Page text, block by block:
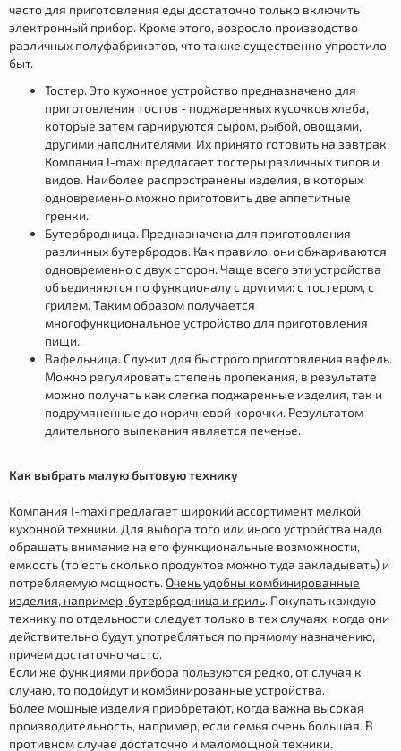
часто для приготовления еды достаточно только включить
электронный прибор. Кроме этого, возросло производство
различных полуфабрикатов, что также существенно упростило
быт.
Тостер. Это кухонное устройство предназначено для
приготовления тостов - поджаренных кусочков хлеба,
которые затем гарнируются сыром, рыбой, овощами,
другими наполнителями. Их принято готовить на завтрак.
Компания I-maxi предлагает тостеры различных типов и
видов. Наиболее распространены изделия, в которых
одновременно можно приготовить две аппетитные
гренки.
Бутербродница. Предназначена для приготовления
различных бутербродов. Как правило, они обжариваются
одновременно с двух сторон. Чаще всего эти устройства
объединяются по функционалу с другими: с тостером, с
грилем. Таким образом получается
многофункциональное устройство для приготовления
пищи.
Вафельница. Служит для быстрого приготовления вафель.
Можно регулировать степень пропекания, в результате
можно получать как слегка поджаренные изделия, так и
подрумяненные до коричневой корочки. Результатом
длительного выпекания является печенье.
Как выбрать малую бытовую технику
Компания I-maxi предлагает широкий ассортимент мелкой
кухонной техники. Для выбора того или иного устройства надо
обращать внимание на его функциональные возможности,
емкость (то есть сколько продуктов можно туда закладывать) и
потребляемую мощность.Очень удобны комбинированные
изделия, например, бутербродница и гриль. Покупать каждую
технику по отдельности следует только в тех случаях, когда они
действительно будут употребляться по прямому назначению,
причем достаточно часто.
Если же функциями прибора пользуются редко, от случая к
случаю, то подойдут и комбинированные устройства.
Более мощные изделия приобретают, когда важна высокая
производительность, например, если семья очень большая. В
противном случае достаточно и маломощной техники.